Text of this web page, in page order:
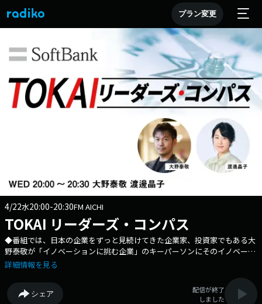
プラン変更
4/22水20:00-20:30FM AICHI
TOKAI リーダーズ・コンパス
◆番組では、日本の企業をずっと見続けてきた企業家、投資家でもある大
野泰敬が「イノベーションに挑む企業」のキーパーソンにそのイノベーシ
ョンに臨んだ挑戦へのストーリーをうかがいます。◆ Xハッシュタグ
詳細情報を見る
シェア
配信が終了
しました